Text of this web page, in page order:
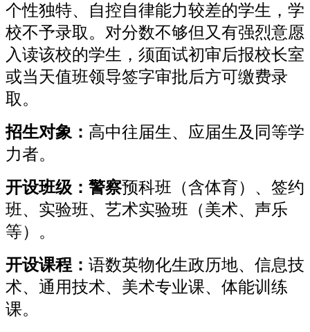
个性独特、自控自律能力较差的学生，学
校不予录取。对分数不够但又有强烈意愿
入读该校的学生，须面试初审后报校长室
或当天值班领导签字审批后方可缴费录
取。
招生对象： 高中往届生、应届生及同等学
力者。
开设班级：警察预科班（含体育）、签约
班、实验班、艺术实验班（美术、声乐
等）。
开设课程： 语数英物化生政历地、信息技
术、通用技术、美术专业课、体能训练
课。